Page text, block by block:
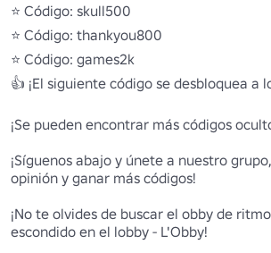
⭐ Código: skull500
⭐ Código: thankyou800
⭐ Código: games2k
👍 ¡El siguiente código se desbloquea a
¡Se pueden encontrar más códigos
¡Síguenos abajo y únete a nuestro
opinión y ganar más códigos!
¡No te olvides de buscar el obby de
escondido en el lobby - L'Obby!